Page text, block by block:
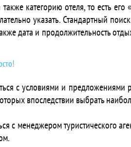
категорию отеля, то есть его
указать. Стандартный
дата и продолжительность
с условиями и предложениями
впоследствии выбрать
с менеджером туристического